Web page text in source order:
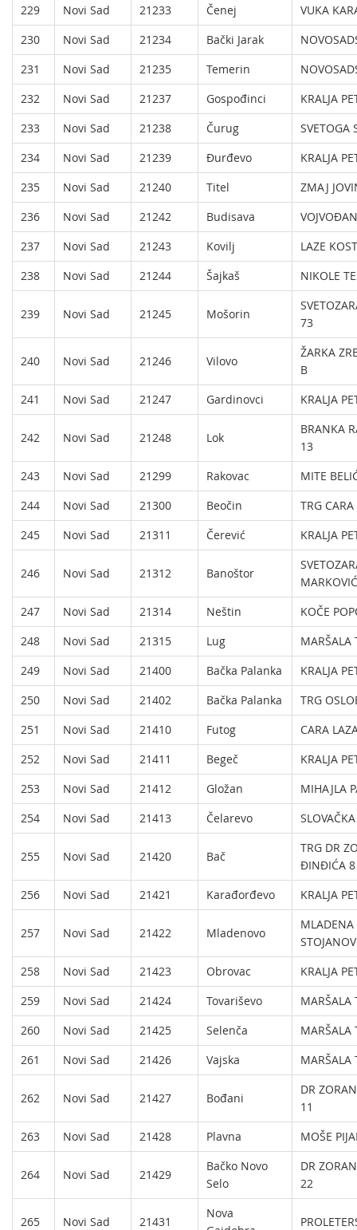
229
Novi Sad 21233 Čenej
VUKA
230
Novi Sad 21234 Bački Jarak
231
Novi Sad 21235 Temerin
232
Novi Sad 21237 Gospođinci
KRALJA
233
Novi Sad 21238 Čurug
SVETOGA
234
Novi Sad 21239 Đurđevo
KRALJA
235
Novi Sad 21240 Titel
ZMAJ
236
Novi Sad 21242 Budisava
237
Novi Sad 21243 Kovilj
LAZE
238
Novi Sad 21244 Šajkaš NIKOLE
239 Novi Sad 21245 Mošorin
73
240 Novi Sad 21246 Vilovo
ŽARKA
B
241
Novi Sad 21247 Gardinovci KRALJA
242 Novi Sad 21248 Lok
BRANKA
13
243
Novi Sad 21299 Rakovac
MITE
244
Novi Sad 21300 Beočin
TRG
245
Novi Sad 21311 Čerević KRALJA
246 Novi Sad 21312 Banoštor
247
Novi Sad 21314 Neštin
KOČE
248
Novi Sad 21315 Lug
MARŠALA
249
Novi Sad 21400 Bačka Palanka
KRALJA
250
Novi Sad 21402 Bačka Palanka
TRG
251
Novi Sad 21410 Futog
CARA
252
Novi Sad 21411 Begeč
KRALJA
253
Novi Sad 21412 Gložan
MIHAJLA
254
Novi Sad 21413 Čelarevo
255 Novi Sad 21420 Bač
TRG DR
ĐINĐIĆA 8
256
Novi Sad 21421 Karađorđevo KRALJA
257 Novi Sad 21422 Mladenovo
MLADENA
258
Novi Sad 21423 Obrovac
KRALJA
259
Novi Sad 21424 Tovariševo
MARŠALA
260
Novi Sad 21425 Selenča
MARŠALA
261
Novi Sad 21426 Vajska MARŠALA
262 Novi Sad 21427 Bođani
DR
11
263
Novi Sad 21428 Plavna MOŠE
264 Novi Sad 21429
Bačko Novo
Selo
DR
22
265 Novi Sad 21431
Nova